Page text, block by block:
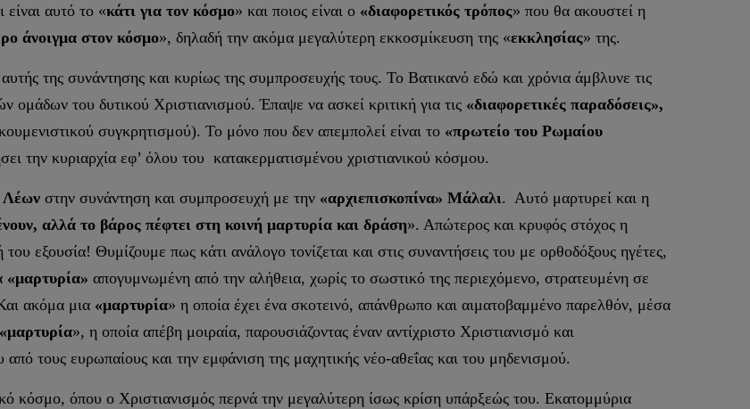
είναι αυτό το «κάτι για τον κόσμο» και ποιος είναι ο «διαφορετικός τρόπος» που θα ακουστεί η
άνοιγμα στον κόσμο», δηλαδή την ακόμα μεγαλύτερη εκκοσμίκευση της «εκκλησίας» της.
της συνάντησης και κυρίως της συμπροσευχής τους. Το Βατικανό εδώ και χρόνια άμβλυνε τις
ομάδων του δυτικού Χριστιανισμού. Έπαψε να ασκεί κριτική για τις «διαφορετικές παραδόσεις»,
συγκρητισμού). Το μόνο που δεν απεμπολεί είναι το «πρωτείο του Ρωμαίου
την κυριαρχία εφ’ όλου του κατακερματισμένου χριστιανικού κόσμου.
Λέων στην συνάντηση και συμπροσευχή με την «αρχιεπισκοπίνα» Μάλαλι. Αυτό μαρτυρεί και η
αλλά το βάρος πέφτει στη κοινή μαρτυρία και δράση». Απώτερος και κρυφός στόχος η
του εξουσία! Θυμίζουμε πως κάτι ανάλογο τονίζεται και στις συναντήσεις του με ορθοδόξους ηγέτες,
«μαρτυρία» απογυμνωμένη από την αλήθεια, χωρίς το σωστικό της περιεχόμενο, στρατευμένη σε
ακόμα μια «μαρτυρία» η οποία έχει ένα σκοτεινό, απάνθρωπο και αιματοβαμμένο παρελθόν, μέσα
«μαρτυρία», η οποία απέβη μοιραία, παρουσιάζοντας έναν αντίχριστο Χριστιανισμό και
τους ευρωπαίους και την εμφάνιση της μαχητικής νέο-αθεΐας και του μηδενισμού.
κόσμο, όπου ο Χριστιανισμός περνά την μεγαλύτερη ίσως κρίση υπάρξεώς του. Εκατομμύρια